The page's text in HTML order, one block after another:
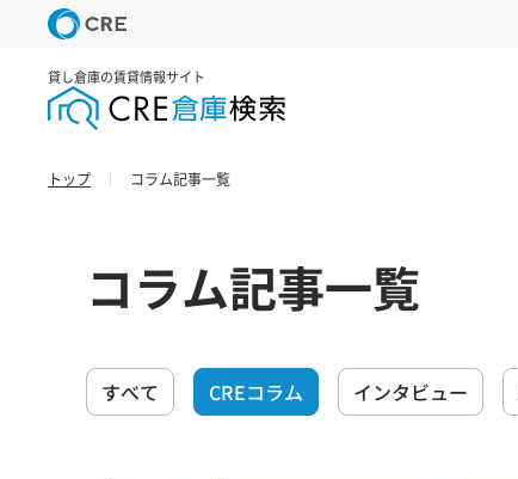
貸し倉庫の賃貸情報サイト
トップ コラム記事一覧
コラム記事一覧
すべて CREコラム インタビュー